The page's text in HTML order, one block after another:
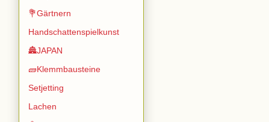
💐Gärtnern
Handschattenspielkunst
🏯JAPAN
🧱Klemmbausteine
Setjetting
Lachen